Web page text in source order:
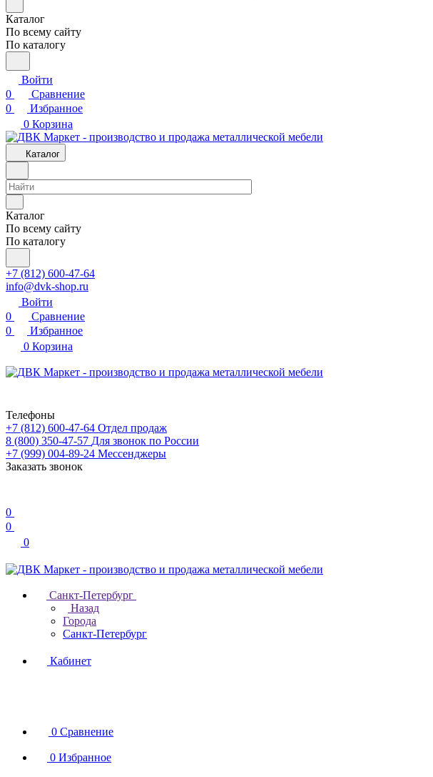
Каталог
По всему сайту
По каталогу
Войти
0
Сравнение
0
Избранное
0 Корзина
Каталог
Каталог
По всему сайту
По каталогу
+7 (812) 600-47-64
info@dvk-shop.ru
Войти
0
Сравнение
0
Избранное
0 Корзина
Телефоны
+7 (812) 600-47-64 Отдел продаж
8 (800) 350-47-57 Для звонок по России
+7 (999) 004-89-24 Мессенджеры
Заказать звонок
0
0
0
Санкт-Петербург
Назад
Города
Санкт-Петербург
Кабинет
0 Сравнение
0 Избранное